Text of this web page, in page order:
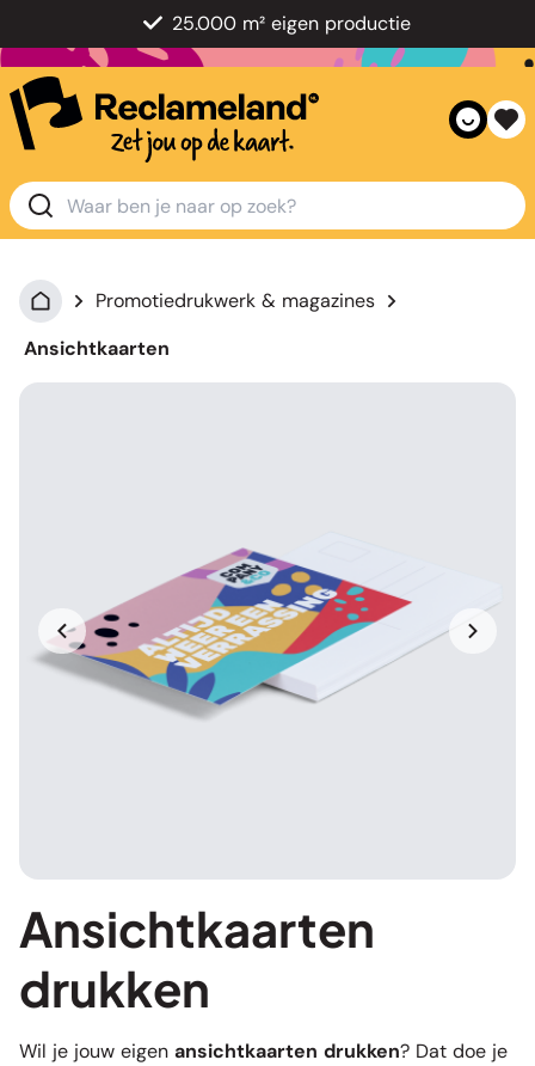
25.000 m² eigen productie
Promotiedrukwerk & magazines
Ansichtkaarten
Ansichtkaarten
drukken
Wil je jouw eigen ansichtkaarten drukken? Dat doe je